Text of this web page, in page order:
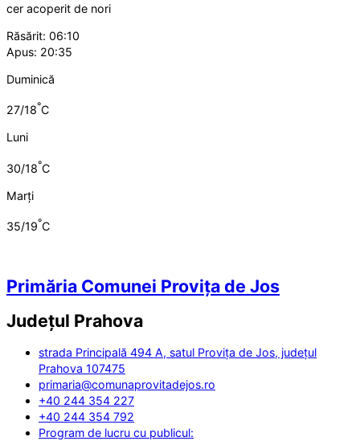
cer acoperit de nori
Răsărit: 06:10
Apus: 20:35
Duminică
27/18°C
Luni
30/18°C
Marți
35/19°C
Primăria Comunei Provița de Jos
Județul Prahova
strada Principală 494 A, satul Provița de Jos, județul
Prahova 107475
primaria@comunaprovitadejos.ro
+40 244 354 227
+40 244 354 792
Program de lucru cu publicul: